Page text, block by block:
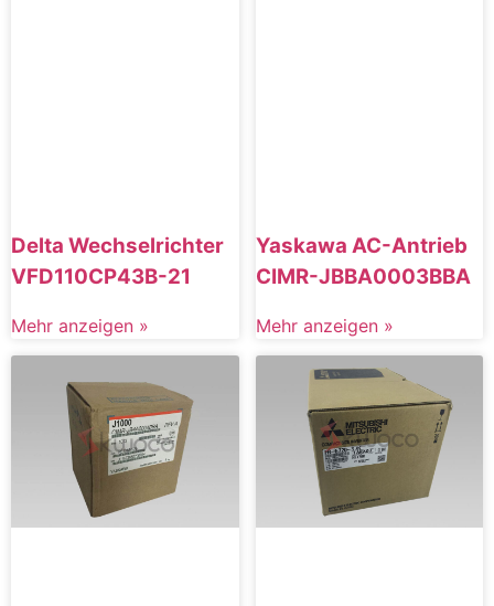
Delta Wechselrichter
VFD110CP43B-21
Mehr anzeigen »
Yaskawa AC-Antrieb
CIMR-JBBA0003BBA
Mehr anzeigen »